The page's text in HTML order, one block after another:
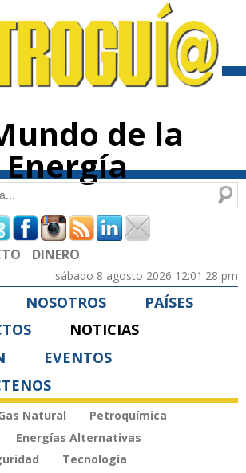
contenido
de la
Energía
de búsqueda
DINERO
sábado 8 agosto 2026 12:01:28 pm
NOSOTROS
PAÍSES
NOTICIAS
EVENTOS
Natural
Petroquímica
Energías Alternativas
Tecnología